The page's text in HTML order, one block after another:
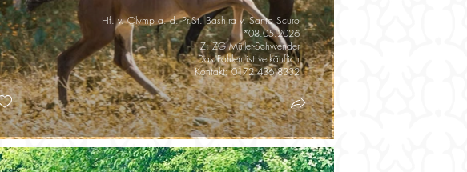
Hf. v. Olymp a. d. Pr.St. Bashira v. Santo Scuro
*08.05.2026
Z: ZG Müller-Schwender
Das Fohlen ist verkäuflich
Kontakt: 0172 436 8332